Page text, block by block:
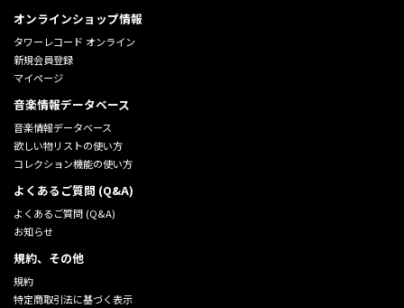
オンラインショップ情報
タワーレコード オンライン
新規会員登録
マイページ
音楽情報データベース
音楽情報データベース
欲しい物リストの使い方
コレクション機能の使い方
よくあるご質問 (Q&A)
よくあるご質問 (Q&A)
お知らせ
規約、その他
規約
特定商取引法に基づく表示